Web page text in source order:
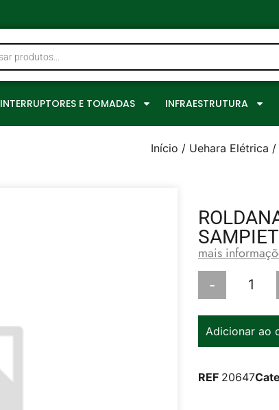
INTERRUPTORES E TOMADAS INFRAESTRUTURA
Início / Uehara Elétrica /
mais
-
Adicionar ao
REF 20647